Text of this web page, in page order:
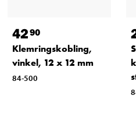
4290
Klemringskobling,
vinkel, 12 x 12 mm
84-500